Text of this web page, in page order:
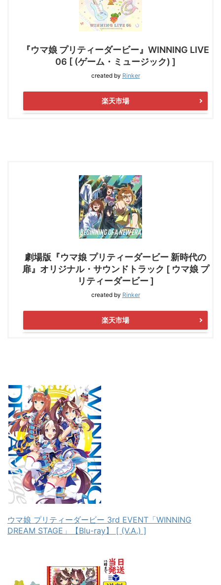
『ウマ娘 プリティーダービー』WINNING LIVE
06 [ (ゲーム・ミュージック) ]
created by Rinker
楽天市場
劇場版『ウマ娘 プリティーダービー 新時代の
扉』オリジナル・サウンドトラック [ ウマ娘 プ
リティーダービー ]
created by Rinker
楽天市場
ウマ娘 プリティーダービー 3rd EVENT「WINNING
DREAM STAGE」【Blu-ray】 [ (V.A.) ]